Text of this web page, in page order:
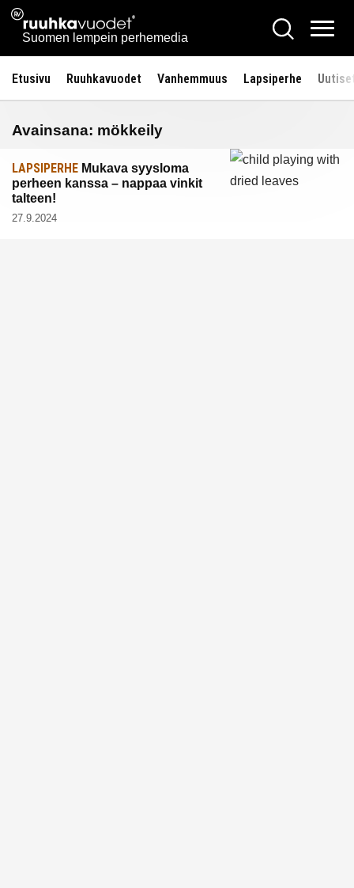
Siirry
sisältöön
Ruuhkavuodet.fi
Suomen lempein perhemedia
Hae
Etusivu Ruuhkavuodet Vanhemmuus Lapsiperhe
Avainsana: mökkeily
LAPSIPERHE Mukava syysloma
perheen kanssa – nappaa vinkit
talteen!
27.9.2024